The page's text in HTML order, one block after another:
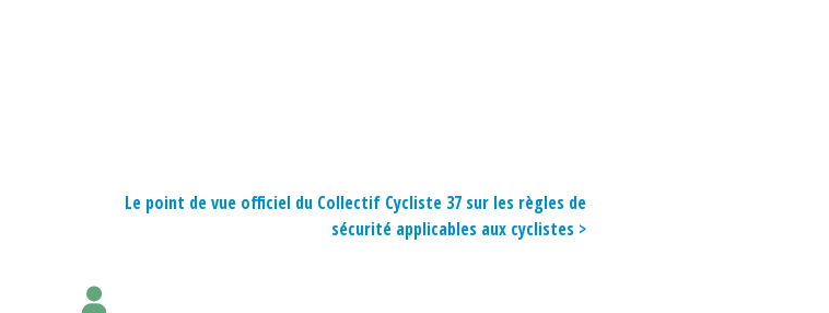
Le point de vue officiel du Collectif Cycliste 37 sur les règles de
sécurité applicables aux cyclistes >